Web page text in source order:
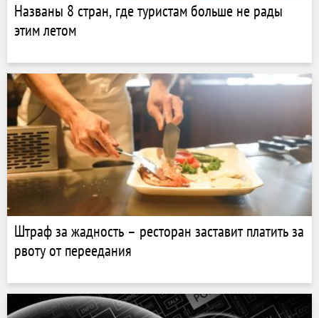
Названы 8 стран, где туристам больше не рады
этим летом
Штраф за жадность – ресторан заставит платить за
рвоту от переедания